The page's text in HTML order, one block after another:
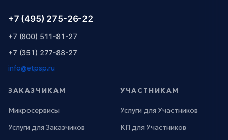
+7 (495) 275-26-22
+7 (800) 511-81-27
+7 (351) 277-88-27
info@etpsp.ru
ЗАКАЗЧИКАМ
Микросервисы
Услуги для Заказчиков
УЧАСТНИКАМ
Услуги для Участников
КП для Участников